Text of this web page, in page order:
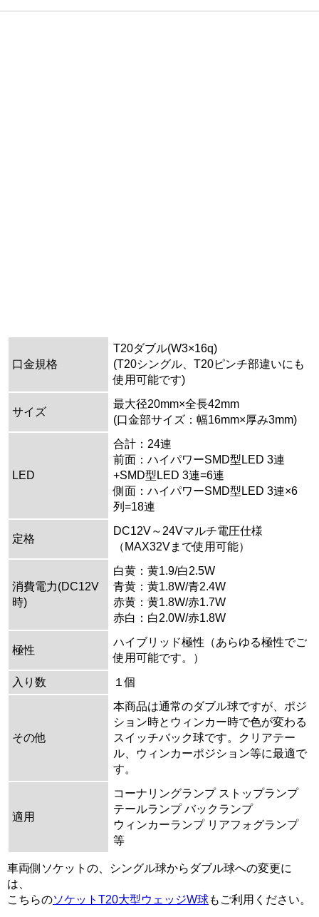
口金規格
T20ダブル(W3×16q)
(T20シングル、T20ピンチ部違いにも
使用可能です)
サイズ
最大径20mm×全長42mm
(口金部サイズ：幅16mm×厚み3mm)
LED
合計：24連
前面：ハイパワーSMD型LED 3連
+SMD型LED 3連=6連
側面：ハイパワーSMD型LED 3連×6
列=18連
定格
DC12V～24Vマルチ電圧仕様
（MAX32Vまで使用可能）
消費電力(DC12V
時)
白黄：黄1.9/白2.5W
青黄：黄1.8W/青2.4W
赤黄：黄1.8W/赤1.7W
赤白：白2.0W/赤1.8W
極性
ハイブリッド極性（あらゆる極性でご
使用可能です。）
入り数
１個
その他
本商品は通常のダブル球ですが、ポジ
ション時とウィンカー時で色が変わる
スイッチバック球です。クリアテー
ル、ウィンカーポジション等に最適で
す。
適用
コーナリングランプ ストップランプ
テールランプ バックランプ
ウィンカーランプ リアフォグランプ
等
車両側ソケットの、シングル球からダブル球への変更に
は、
こちらのソケットT20大型ウェッジW球もご利用ください。